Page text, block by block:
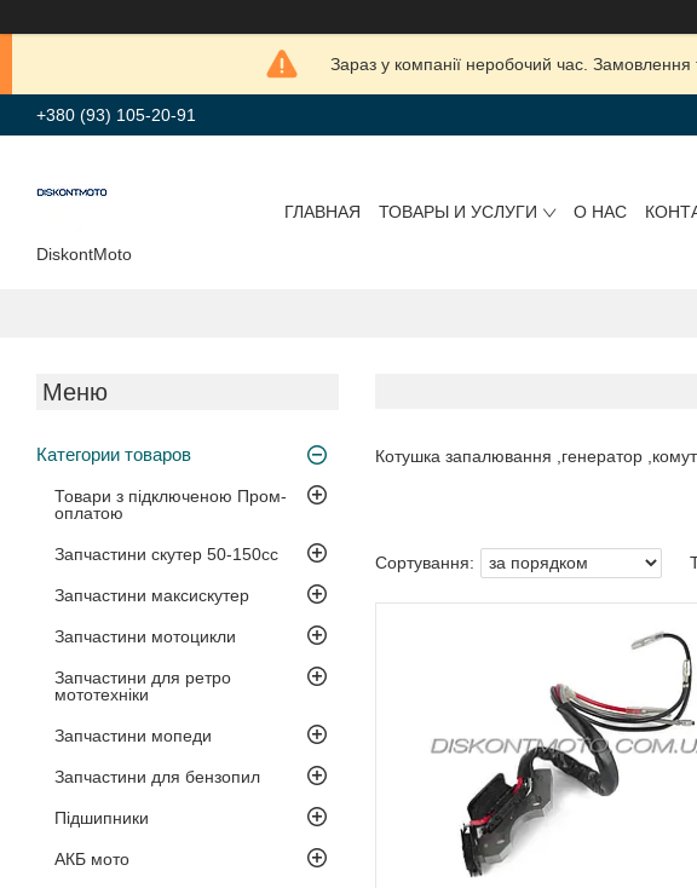
Зараз у компанії неробочий час.
+380 (93) 105-20-91
DiskontMoto
ГЛАВНАЯ ТОВАРЫ И УСЛУГИ О НАС
Категории товаров
Товари з підключеною Пром-
оплатою
Запчастини скутер 50-150cc
Запчастини максискутер
Запчастини мотоцикли
Запчастини для ретро
мототехніки
Запчастини мопеди
Запчастини для бензопил
Підшипники
АКБ мото
Котушка запалювання ,генератор